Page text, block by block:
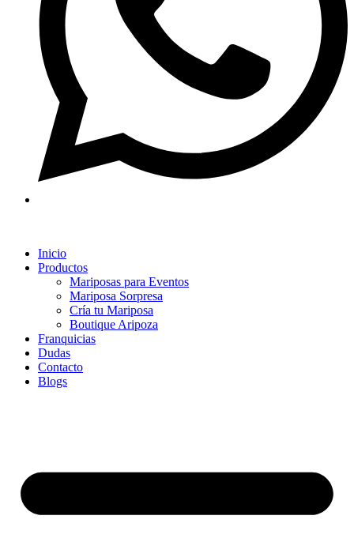
Inicio
Productos
Mariposas para Eventos
Mariposa Sorpresa
Cría tu Mariposa
Boutique Aripoza
Franquicias
Dudas
Contacto
Blogs